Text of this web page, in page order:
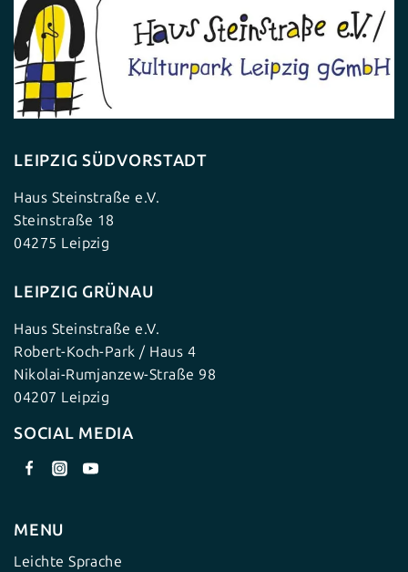
LEIPZIG SÜDVORSTADT
Haus Steinstraße e.V.
Steinstraße 18
04275 Leipzig
LEIPZIG GRÜNAU
Haus Steinstraße e.V.
Robert-Koch-Park / Haus 4
Nikolai-Rumjanzew-Straße 98
04207 Leipzig
SOCIAL MEDIA
MENU
Leichte Sprache